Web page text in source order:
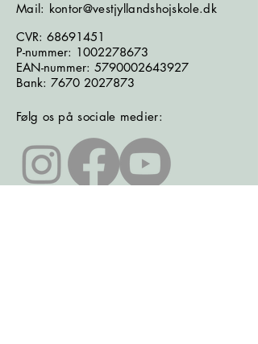
Mail: kontor@vestjyllandshojskole.dk
CVR: 68691451
P-nummer: 1002278673
EAN-nummer: 5790002643927
Bank: 7670 2027873
Følg os på sociale medier: